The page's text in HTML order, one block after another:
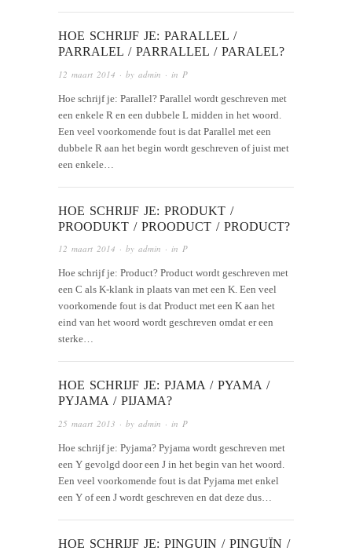
HOE SCHRIJF JE: PARALLEL /
PARRALEL / PARRALLEL / PARALEL?
12 maart 2014 · by admin · in P
Hoe schrijf je: Parallel? Parallel wordt geschreven met
een enkele R en een dubbele L midden in het woord.
Een veel voorkomende fout is dat Parallel met een
dubbele R aan het begin wordt geschreven of juist met
een enkele…
HOE SCHRIJF JE: PRODUKT /
PROODUKT / PROODUCT / PRODUCT?
12 maart 2014 · by admin · in P
Hoe schrijf je: Product? Product wordt geschreven met
een C als K-klank in plaats van met een K. Een veel
voorkomende fout is dat Product met een K aan het
eind van het woord wordt geschreven omdat er een
sterke…
HOE SCHRIJF JE: PJAMA / PYAMA /
PYJAMA / PIJAMA?
25 maart 2013 · by admin · in P
Hoe schrijf je: Pyjama? Pyjama wordt geschreven met
een Y gevolgd door een J in het begin van het woord.
Een veel voorkomende fout is dat Pyjama met enkel
een Y of een J wordt geschreven en dat deze dus…
HOE SCHRIJF JE: PINGUIN / PINGUÏN /